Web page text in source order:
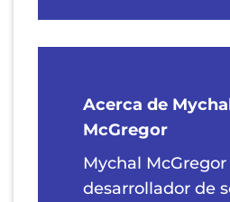
Acerca de
McGregor
Mychal McGregor
desarrollador de